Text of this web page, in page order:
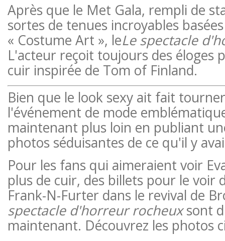
Après que le Met Gala, rempli de
sortes de tenues incroyables
« Costume Art », leLe spectacle
L'acteur reçoit toujours des éloges
cuir inspirée de Tom of Finland.
Bien que le look sexy ait fait
l'événement de mode
maintenant plus loin en publiant
photos séduisantes de ce qu'il y
Pour les fans qui aimeraient voir
plus de cuir, des billets pour le voir
Frank-N-Furter dans le revival de
spectacle d'horreur rocheuxsont
maintenant. Découvrez les photos